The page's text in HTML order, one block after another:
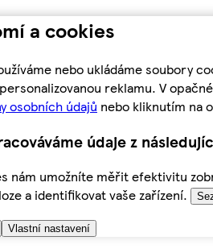
a cookies
nebo ukládáme soubory
reklamu. V
osobních údajů nebo kliknutím na
údaje z
nám umožníte měřit efektivitu
a identifikovat vaše zařízení.
Vlastní nastavení